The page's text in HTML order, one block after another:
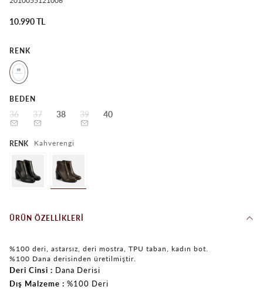
10.990 TL
RENK
BEDEN
36 37 38 39 40
RENK Kahverengi
ÜRÜN ÖZELLIKLERI
%100 deri, astarsız, deri mostra, TPU taban, kadın bot.
%100 Dana derisinden üretilmiştir.
Deri Cinsi
Dana Derisi
Dış Malzeme
%100 Deri